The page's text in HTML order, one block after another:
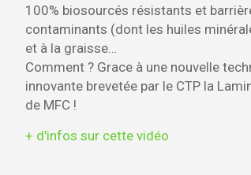
100% biosourcés résistants et
contaminants (dont les huiles
et à la graisse…
Comment ? Grace à une nouvelle
innovante brevetée par le CTP la
de MFC !
+ d'infos sur cette vidéo